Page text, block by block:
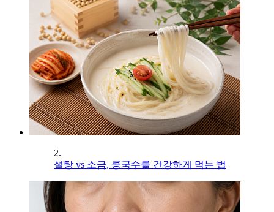
2.
설탕 vs 소금, 콩국수를 건강하게 먹는 법